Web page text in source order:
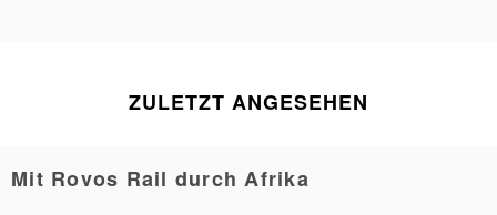
ZULETZT ANGESEHEN
Mit Rovos Rail durch Afrika